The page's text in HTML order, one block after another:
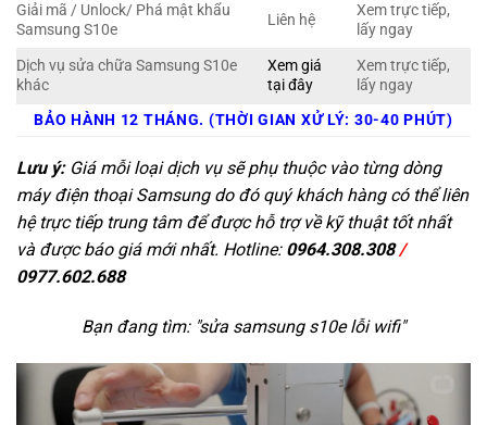
Giải mã / Unlock/ Phá mật khẩu
Samsung S10e
Liên hệ
Xem trực tiếp,
lấy ngay
Dịch vụ sửa chữa Samsung S10e
khác
Xem giá
tại đây
Xem trực tiếp,
lấy ngay
BẢO HÀNH 12 THÁNG. (THỜI GIAN XỬ LÝ: 30-40 PHÚT)
Lưu ý:Giá mỗi loại dịch vụ sẽ phụ thuộc vào từng dòng
máy điện thoại Samsung do đó quý khách hàng có thể liên
hệ trực tiếp trung tâm để được hỗ trợ về kỹ thuật tốt nhất
và được báo giá mới nhất. Hotline: 0964.308.308/
0977.602.688
Bạn đang tìm: "sửa samsung s10e lỗi wifi"